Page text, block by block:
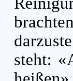
steht: